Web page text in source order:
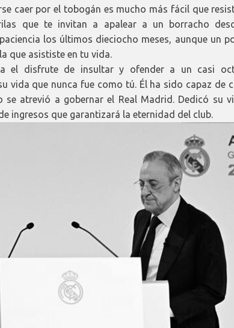
caer por el tobogán es mucho más fácil que
que te invitan a apalear a un borracho
los últimos dieciocho meses, aunque un
que asististe en tu vida.
el disfrute de insultar y ofender a un casi
vida que nunca fue como tú. Él ha sido capaz de
se atrevió a gobernar el Real Madrid. Dedicó su
ingresos que garantizará la eternidad del club.